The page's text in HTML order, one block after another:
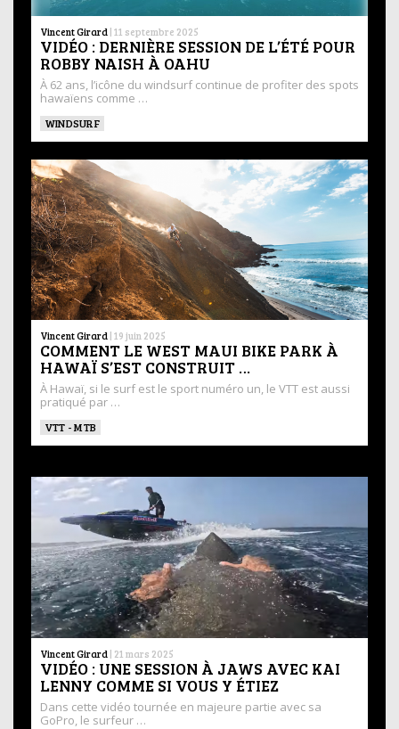
Vincent Girard | 11 septembre 2025
VIDÉO : DERNIÈRE SESSION DE L’ÉTÉ POUR
ROBBY NAISH À OAHU
À 62 ans, l’icône du windsurf continue de profiter des spots
hawaïens comme …
WINDSURF
Vincent Girard | 19 juin 2025
COMMENT LE WEST MAUI BIKE PARK À
HAWAÏ S’EST CONSTRUIT …
À Hawaï, si le surf est le sport numéro un, le VTT est aussi
pratiqué par …
VTT - MTB
Vincent Girard | 21 mars 2025
VIDÉO : UNE SESSION À JAWS AVEC KAI
LENNY COMME SI VOUS Y ÉTIEZ
Dans cette vidéo tournée en majeure partie avec sa
GoPro, le surfeur …